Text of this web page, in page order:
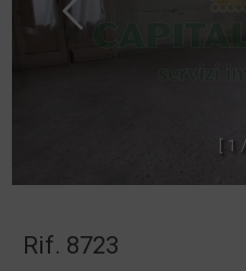
[ 1 /
Rif. 8723